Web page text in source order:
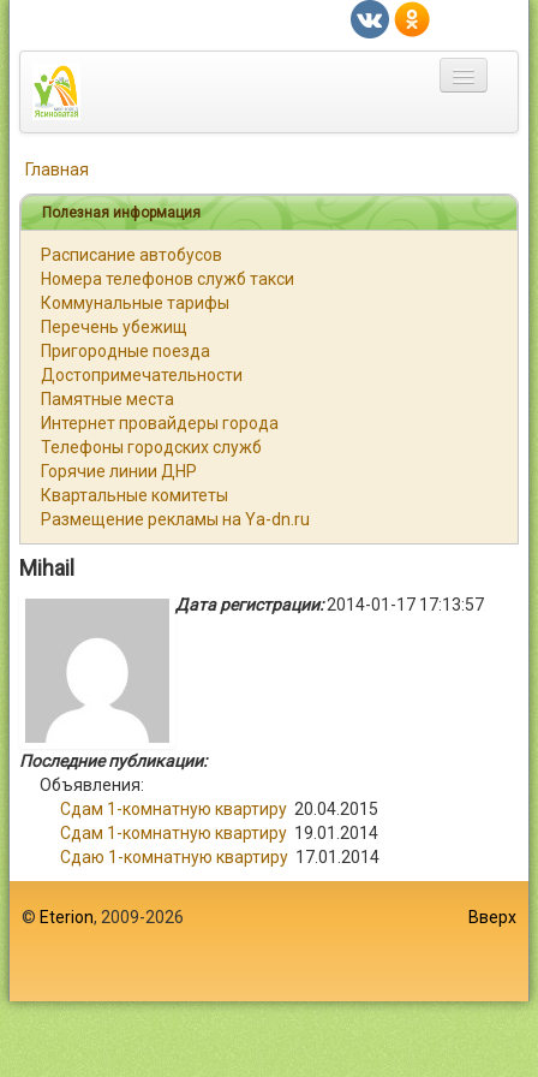
Город
Статьи
Каталог
Справочник
Работа
Объявления
Помощь
Контакты
Главная
Полезная информация
Расписание автобусов
Номера телефонов служб такси
Коммунальные тарифы
Перечень убежищ
Пригородные поезда
Достопримечательности
Памятные места
Интернет провайдеры города
Телефоны городских служб
Горячие линии ДНР
Квартальные комитеты
Размещение рекламы на Ya-dn.ru
Mihail
Дата регистрации:2014-01-17 17:13:57
Последние публикации:
Объявления:
Сдам 1-комнатную квартиру 20.04.2015
Сдам 1-комнатную квартиру 19.01.2014
Сдаю 1-комнатную квартиру 17.01.2014
© Eterion, 2009-2026 Вверх